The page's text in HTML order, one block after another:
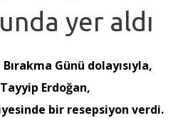
yer aldı
Günü dolayısıyla,
Erdoğan,
bir resepsiyon verdi.